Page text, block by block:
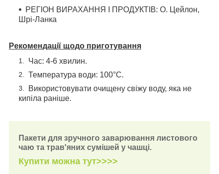
РЕГІОН ВИРАХАННЯ І ПРОДУКТІВ: О. Цейлон,
Шрі-Ланка
Рекомендації щодо приготування
Час: 4-6 хвилин.
Температура води: 100°С.
Використовувати очищену свіжу воду, яка не
кипіла раніше.
Пакети для зручного заварювання листового
чаю та трав'яних сумішей у чашці.
Купити можна тут>>>>